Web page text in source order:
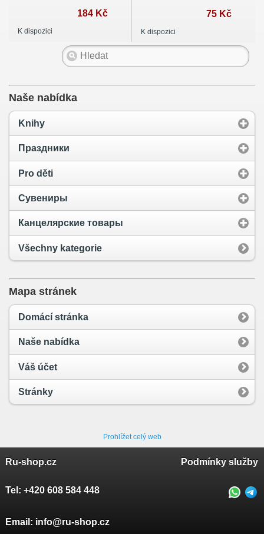
184 Kč
K dispozici
75 Kč
K dispozici
Naše nabídka
Knihy
Праздники
Pro děti
Сувениры
Канцелярские товары
Všechny kategorie
Mapa stránek
Domácí stránka
Naše nabídka
Váš účet
Stránky
Prohlížet celý web
Ru-shop.cz Podmínky služby
Tel: +420 608 584 448
Email: info@ru-shop.cz